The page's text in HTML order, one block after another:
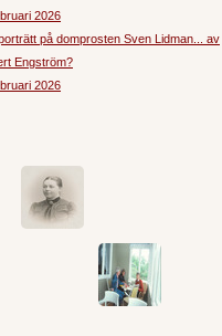
2026
på domprosten Sven Lidman... av
Engström?
2026